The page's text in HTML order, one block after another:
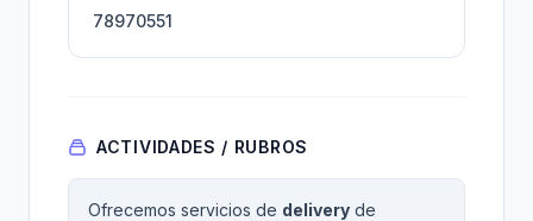
78970551
ACTIVIDADES / RUBROS
Ofrecemos servicios de delivery de